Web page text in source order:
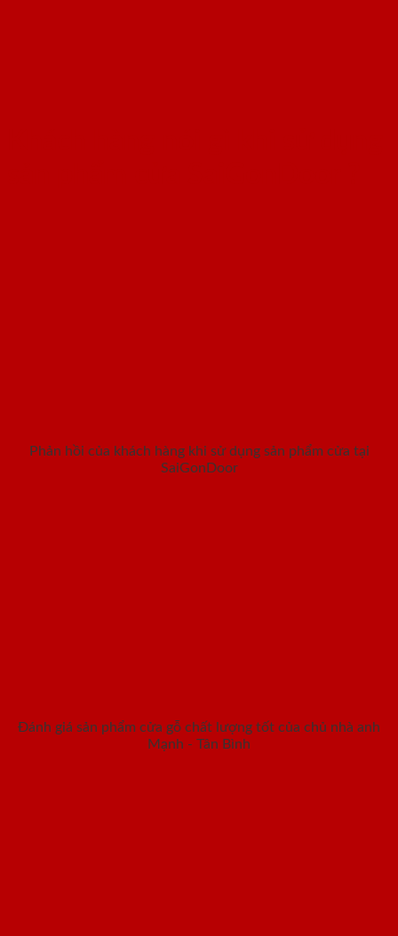
Phản hồi của khách hàng khi sử dụng sản phẩm cửa tại
SaiGonDoor
Đánh giá sản phẩm cửa gỗ chất lượng tốt của chủ nhà anh
Mạnh - Tân Bình